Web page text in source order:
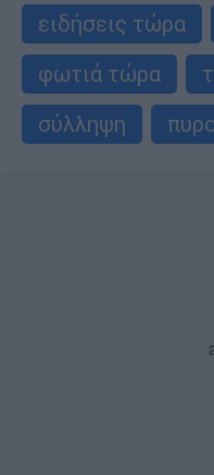
ειδήσεις τώρα
φωτιά τώρα
σύλληψη